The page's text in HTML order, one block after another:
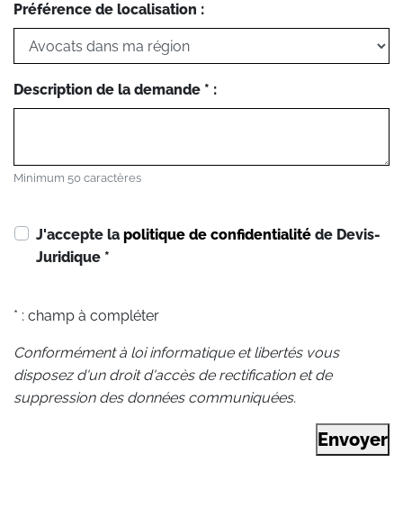
Préférence de localisation :
Description de la demande * :
Minimum 50 caractères
J'accepte la politique de confidentialité de Devis-
Juridique *
* : champ à compléter
Conformément à loi informatique et libertés vous
disposez d'un droit d'accès de rectification et de
suppression des données communiquées.
Envoyer